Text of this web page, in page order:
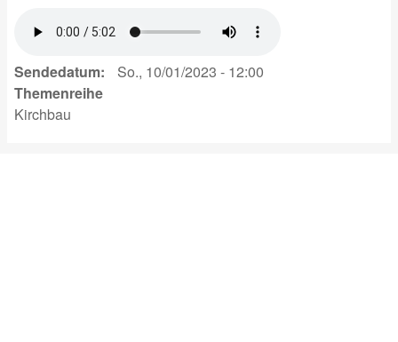
Sendedatum
So., 10/01/2023 - 12:00
Themenreihe
Kirchbau